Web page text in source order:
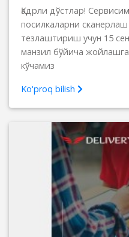
Қадрли дўстлар!
посилкаларни
тезлаштириш учун 15
манзил бўйича
кўчамиз
Ko'proq bilish